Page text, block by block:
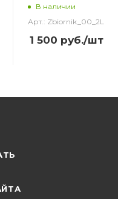
В наличии
Арт.: Zbiornik_00_2L
1 500 руб./шт